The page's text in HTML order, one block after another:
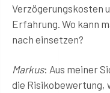
Verzögerungskosten
Erfahrung. Wo kann
nach einsetzen?
Markus: Aus meiner
die Risikobewertung,